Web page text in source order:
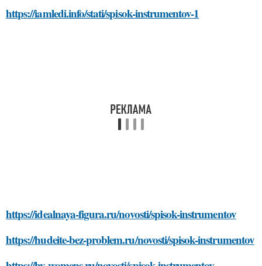
https://iamledi.info/stati/spisok-instrumentov-1
https://idealnaya-figura.ru/novosti/spisok-instrumentov
https://hudeite-bez-problem.ru/novosti/spisok-instrumentov